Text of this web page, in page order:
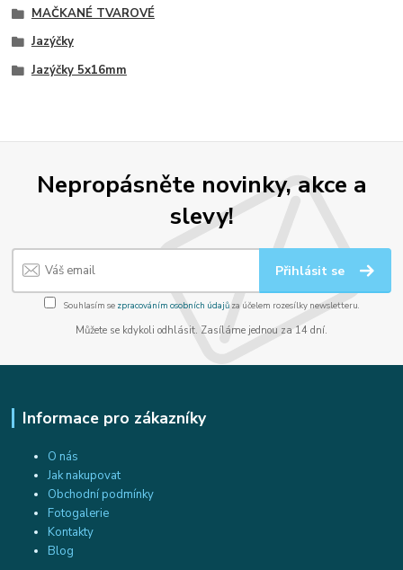
MAČKANÉ TVAROVÉ
Jazýčky
Jazýčky 5x16mm
Nepropásněte novinky, akce a
slevy!
Přihlásit se
Souhlasím se zpracováním osobních údajůza účelem rozesílky newsletteru.
Můžete se kdykoli odhlásit. Zasíláme jednou za 14 dní.
Informace pro zákazníky
O nás
Jak nakupovat
Obchodní podmínky
Fotogalerie
Kontakty
Blog